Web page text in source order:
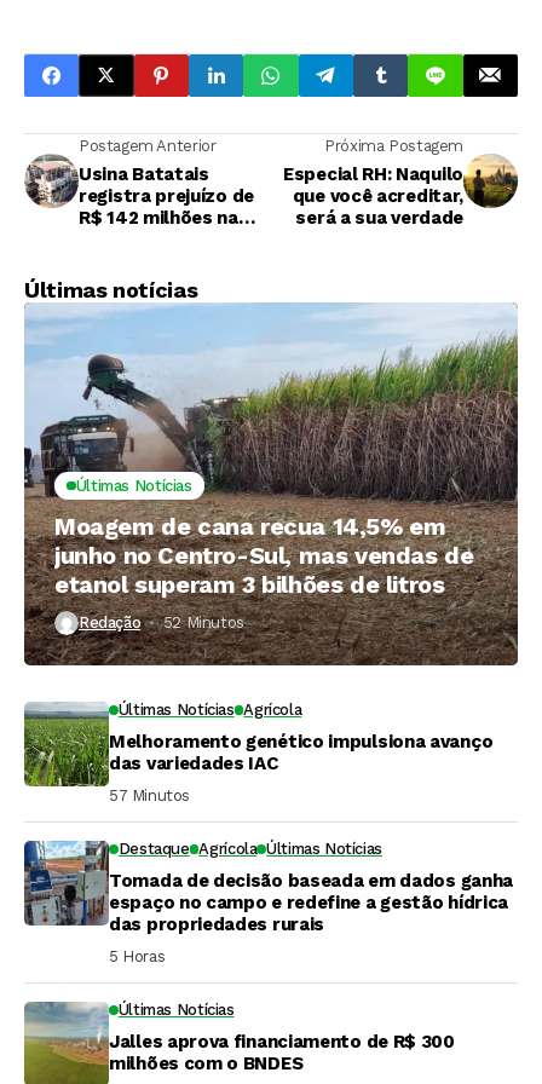
Postagem Anterior
Usina Batatais
registra prejuízo de
R$ 142 milhões na
Próxima Postagem
Especial RH: Naquilo
que você acreditar,
será a sua verdade
Últimas notícias
Últimas Notícias
Moagem de cana recua 14,5% em
junho no Centro-Sul, mas vendas de
etanol superam 3 bilhões de litros
Redação 52 Minutos ⁮
Últimas Notícias Agrícola
Melhoramento genético impulsiona avanço
das variedades IAC
57 Minutos ⁮
Destaque Agrícola Últimas Notícias
Tomada de decisão baseada em dados ganha
espaço no campo e redefine a gestão hídrica
das propriedades rurais
5 Horas ⁮
Últimas Notícias
Jalles aprova financiamento de R$ 300
milhões com o BNDES